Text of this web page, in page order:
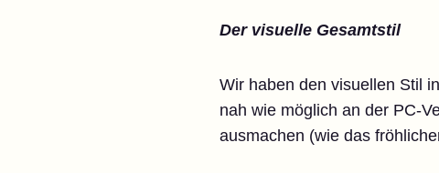
Der visuelle Gesamtstil
Wir haben den visuellen Stil
nah wie möglich an der PC-
ausmachen (wie das